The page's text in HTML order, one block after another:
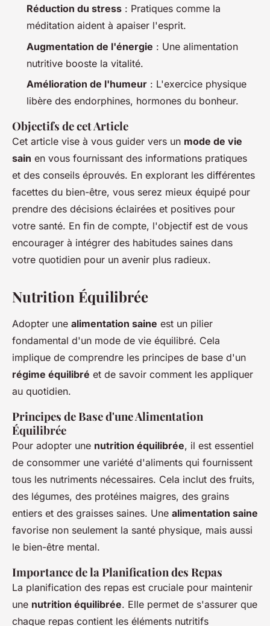
Réduction du stress : Pratiques comme la
méditation aident à apaiser l'esprit.
Augmentation de l'énergie : Une alimentation
nutritive booste la vitalité.
Amélioration de l'humeur : L'exercice physique
libère des endorphines, hormones du bonheur.
Objectifs de cet Article
Cet article vise à vous guider vers un mode de vie
sain en vous fournissant des informations pratiques
et des conseils éprouvés. En explorant les différentes
facettes du bien-être, vous serez mieux équipé pour
prendre des décisions éclairées et positives pour
votre santé. En fin de compte, l'objectif est de vous
encourager à intégrer des habitudes saines dans
votre quotidien pour un avenir plus radieux.
Nutrition Équilibrée
Adopter une alimentation saine est un pilier
fondamental d'un mode de vie équilibré. Cela
implique de comprendre les principes de base d'un
régime équilibré et de savoir comment les appliquer
au quotidien.
Principes de Base d'une Alimentation
Équilibrée
Pour adopter une nutrition équilibrée, il est essentiel
de consommer une variété d'aliments qui fournissent
tous les nutriments nécessaires. Cela inclut des fruits,
des légumes, des protéines maigres, des grains
entiers et des graisses saines. Une alimentation saine
favorise non seulement la santé physique, mais aussi
le bien-être mental.
Importance de la Planification des Repas
La planification des repas est cruciale pour maintenir
une nutrition équilibrée. Elle permet de s'assurer que
chaque repas contient les éléments nutritifs